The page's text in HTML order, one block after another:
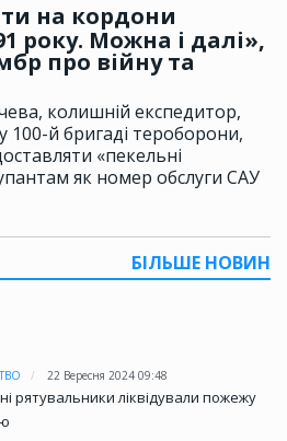
на кордони
року. Можна і далі»,
про війну та
колишній експедитор,
100-й бригаді тероборони,
«пекельні
як номер обслуги САУ
БІЛЬШЕ НОВИН
22 Вересня 2024 09:48
рятувальники ліквідували пожежу